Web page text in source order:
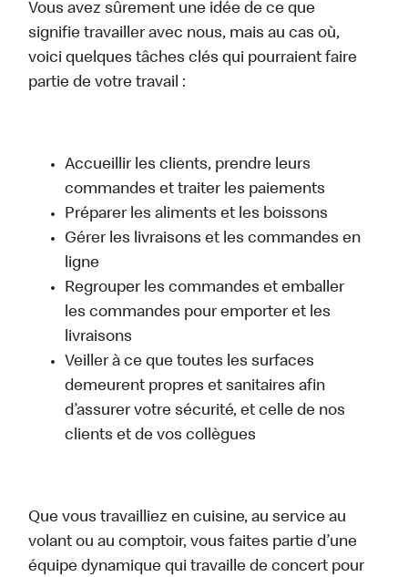
Vous avez sûrement une idée de ce que
signifie travailler avec nous, mais au cas où,
voici quelques tâches clés qui pourraient faire
partie de votre travail :
Accueillir les clients, prendre leurs
commandes et traiter les paiements
Préparer les aliments et les boissons
Gérer les livraisons et les commandes en
ligne
Regrouper les commandes et emballer
les commandes pour emporter et les
livraisons
Veiller à ce que toutes les surfaces
demeurent propres et sanitaires afin
d’assurer votre sécurité, et celle de nos
clients et de vos collègues
Que vous travailliez en cuisine, au service au
volant ou au comptoir, vous faites partie d’une
équipe dynamique qui travaille de concert pour